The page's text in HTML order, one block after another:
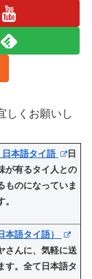
しくお願いし
本語タイ語
日
が有るタイ人との
ものになっていま
語タイ語）
さんに、気軽に送
す。全て日本語タ